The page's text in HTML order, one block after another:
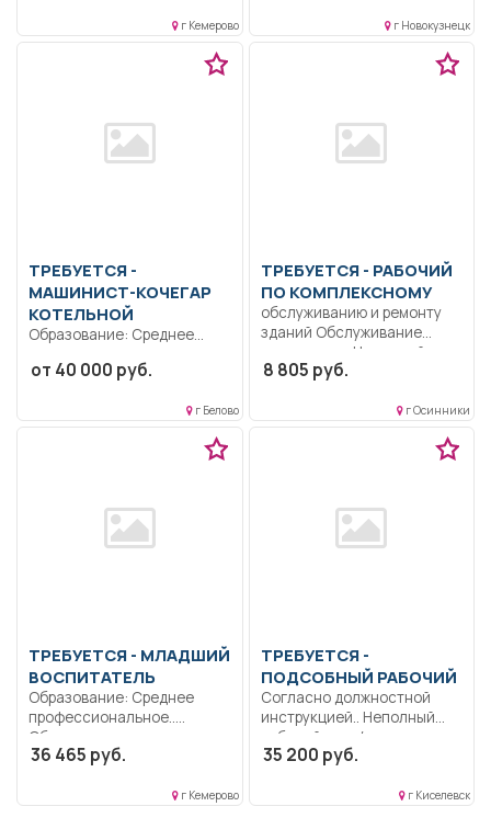
спецконтингента, служба...
г Кемерово г Новокузнецк
ТРЕБУЕТСЯ -
МАШИНИСТ-КОЧЕГАР
КОТЕЛЬНОЙ
Образование: Среднее
образование.. Обеспечение
котельного оборудования....
от 40 000 руб.
г Белово
ТРЕБУЕТСЯ - РАБОЧИЙ
ПО КОМПЛЕКСНОМУ
обслуживанию и ремонту
зданий Обслуживание
помещения.. Неполный
рабочий день/неполная
8 805 руб.
г Осинники
ТРЕБУЕТСЯ - МЛАДШИЙ
ВОСПИТАТЕЛЬ
Образование: Среднее
профессиональное..
Обеспечивать состояние
помещений и
36 465 руб.
г Кемерово
ТРЕБУЕТСЯ -
ПОДСОБНЫЙ РАБОЧИЙ
Согласно должностной
инструкцией.. Неполный
рабочий день/неполная
рабочая неделя..
35 200 руб.
г Киселевск